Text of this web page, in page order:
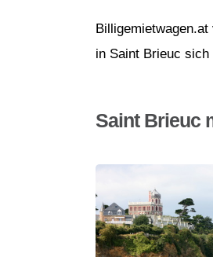
in Saint Brieuc
Saint Brieuc